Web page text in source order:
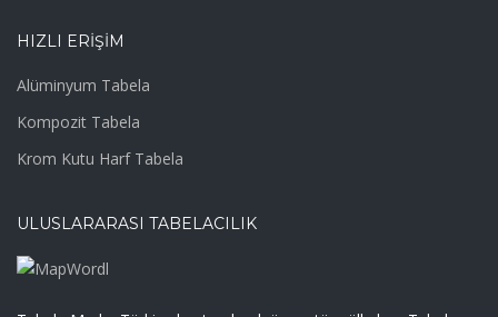
HIZLI ERIŞIM
Alüminyum Tabela
Kompozit Tabela
Krom Kutu Harf Tabela
ULUSLARARASI TABELACILIK